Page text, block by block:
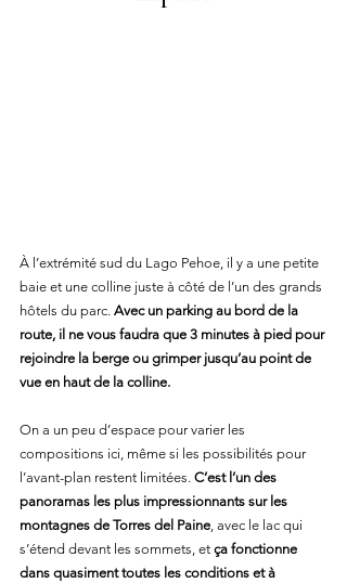
À l’extrémité sud du Lago Pehoe, il y a une petite
baie et une colline juste à côté de l’un des grands
hôtels du parc. Avec un parking au bord de la
route, il ne vous faudra que 3 minutes à pied pour
rejoindre la berge ou grimper jusqu’au point de
vue en haut de la colline.
On a un peu d’espace pour varier les
compositions ici, même si les possibilités pour
l’avant-plan restent limitées. C’est l’un des
panoramas les plus impressionnants sur les
montagnes de Torres del Paine, avec le lac qui
s’étend devant les sommets, et ça fonctionne
dans quasiment toutes les conditions et à